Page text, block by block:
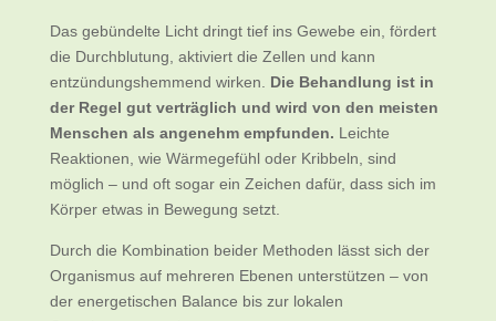
Das gebündelte Licht dringt tief ins Gewebe ein, fördert
die Durchblutung, aktiviert die Zellen und kann
entzündungshemmend wirken. Die Behandlung ist in
der Regel gut verträglich und wird von den meisten
Menschen als angenehm empfunden. Leichte
Reaktionen, wie Wärmegefühl oder Kribbeln, sind
möglich – und oft sogar ein Zeichen dafür, dass sich im
Körper etwas in Bewegung setzt.
Durch die Kombination beider Methoden lässt sich der
Organismus auf mehreren Ebenen unterstützen – von
der energetischen Balance bis zur lokalen